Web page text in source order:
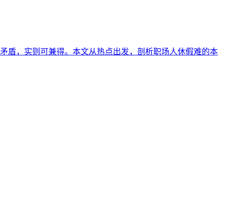
盾，实则可兼得。本文从热点出发，剖析职场人休假难的本